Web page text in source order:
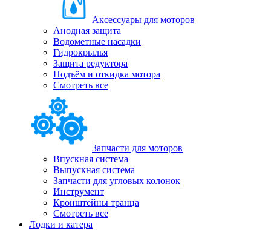
Аксессуары для моторов
Анодная защита
Водометные насадки
Гидрокрылья
Защита редуктора
Подъём и откидка мотора
Смотреть все
Запчасти для моторов
Впускная система
Выпускная система
Запчасти для угловых колонок
Инструмент
Кронштейны транца
Смотреть все
Лодки и катера